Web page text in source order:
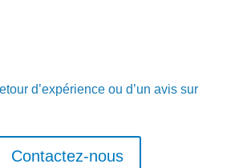
d’expérience ou d’un avis sur
Contactez-nous